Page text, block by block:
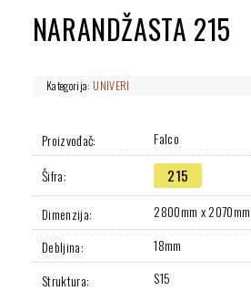
NARANDŽASTA 215
Kategorija: UNIVERI
Proizvođač:
Falco
Šifra:
215
Dimenzija:
2800mm x 2070mm
Debljina:
18mm
Struktura:
S15